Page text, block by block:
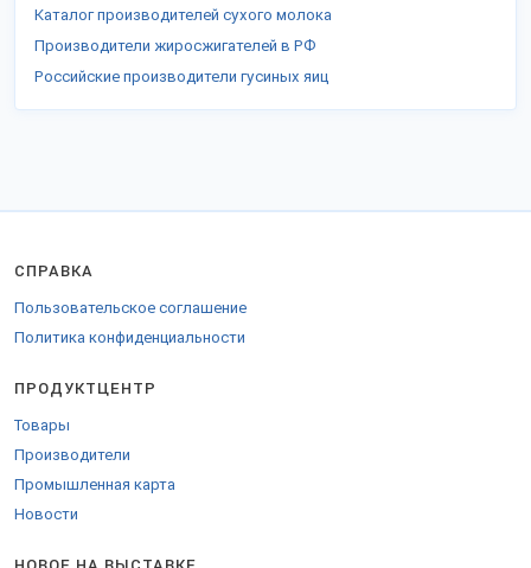
Каталог производителей сухого молока
Производители жиросжигателей в РФ
Российские производители гусиных яиц
СПРАВКА
Пользовательское соглашение
Политика конфиденциальности
ПРОДУКТЦЕНТР
Товары
Производители
Промышленная карта
Новости